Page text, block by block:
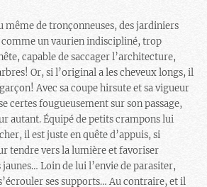
même de tronçonneuses, des jardiniers
un vaurien indiscipliné, trop
capable de saccager l’architecture,
Or, si l’original a les cheveux longs, il
Avec sa coupe hirsute et sa vigueur
certes fougueusement sur son passage,
autant. Équipé de petits crampons lui
il est juste en quête d’appuis, si
tendre vers la lumière et favoriser
jaunes… Loin de lui l’envie de parasiter,
ses supports… Au contraire, et il